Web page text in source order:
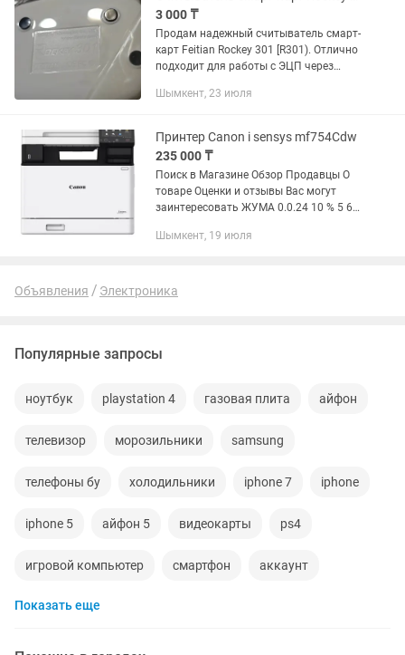
3 000 ₸
Продам надежный считыватель смарт-
карт Feitian Rockey 301 [R301). Отлично
подходит для работы с ЭЦП через
госзакупки, налоговая, банки).
Шымкент, 23 июля
Принтер Canon i sensys mf754Cdw
235 000 ₸
Поиск в Магазине Обзор Продавцы О
товаре Оценки и отзывы Вас могут
заинтересовать ЖУМА 0.0.24 10 % 5 6
Canon i-SENSYS MF754Cdw 381 882 ₸
Шымкент, 19 июля
Объявления Электроника
Популярные запросы
ноутбук playstation 4 газовая плита айфон
телевизор морозильники samsung
телефоны бу холодильники iphone 7 iphone
iphone 5 айфон 5 видеокарты ps4
игровой компьютер смартфон аккаунт
материнская плата
Показать еще